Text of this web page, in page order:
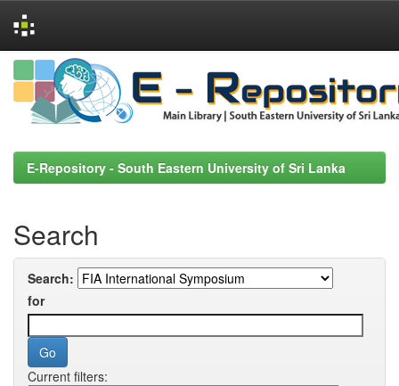
Skip
navigation
E-Repository - South Eastern University of Sri Lanka
Search
Search:
for
Current filters: